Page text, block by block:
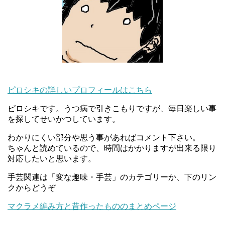
ピロシキの詳しいプロフィールはこちら
ピロシキです。うつ病で引きこもりですが、毎日楽しい事
を探してせいかつしています。
わかりにくい部分や思う事があればコメント下さい。
ちゃんと読めているので、時間はかかりますが出来る限り
対応したいと思います。
手芸関連は「変な趣味・手芸」のカテゴリーか、下のリン
クからどうぞ
マクラメ編み方と昔作ったもののまとめページ